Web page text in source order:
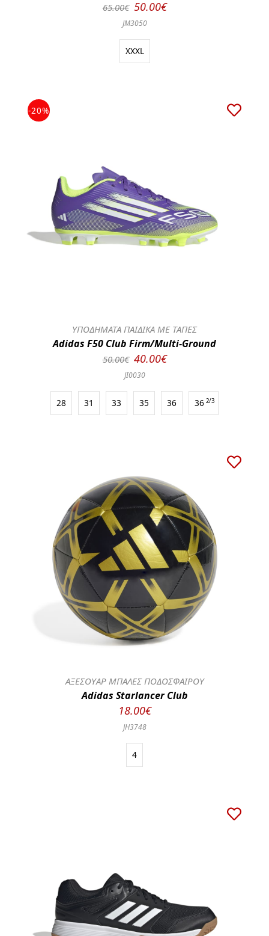
65.00€ 50.00€
JM3050
XXXL
-20%
ΥΠΟΔΗΜΑΤΑ ΠΑΙΔΙΚΑ ΜΕ ΤΑΠΕΣ
Adidas F50 Club Firm/Multi-Ground
50.00€ 40.00€
JI0030
28 31 33 35 36 36 2/3
ΑΞΕΣΟΥΑΡ ΜΠΑΛΕΣ ΠΟΔΟΣΦΑΙΡΟΥ
Adidas Starlancer Club
18.00€
JH3748
4